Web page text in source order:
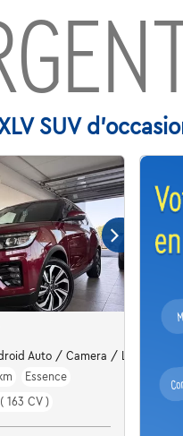
SUV
Auto / Camera / Leder &
Essence
163 CV )